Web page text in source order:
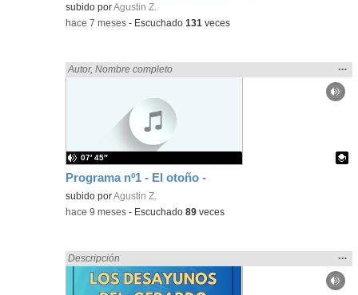
Contenido educativo.
subido porAgustin Z.
-hace 7 meses - Escuchado131 veces
Programa nº1 - El otoño -
Encontrado «zaragoza» en:
Autor,Nombre completo
la
…
Contenido educativo.
subido porAgustin Z.
07′ 45″
-hace 9 meses - Escuchado89 veces
Encontrado «zaragoza» en:
Descripción
la
…